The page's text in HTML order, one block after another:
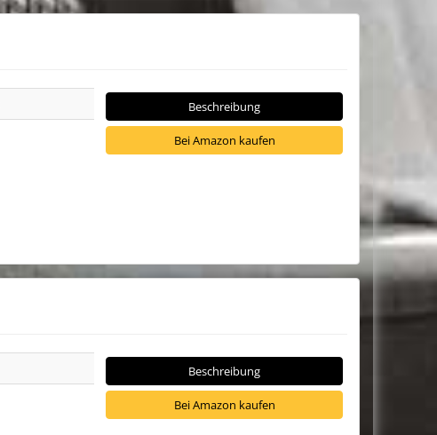
Beschreibung
Bei Amazon kaufen
Beschreibung
Bei Amazon kaufen